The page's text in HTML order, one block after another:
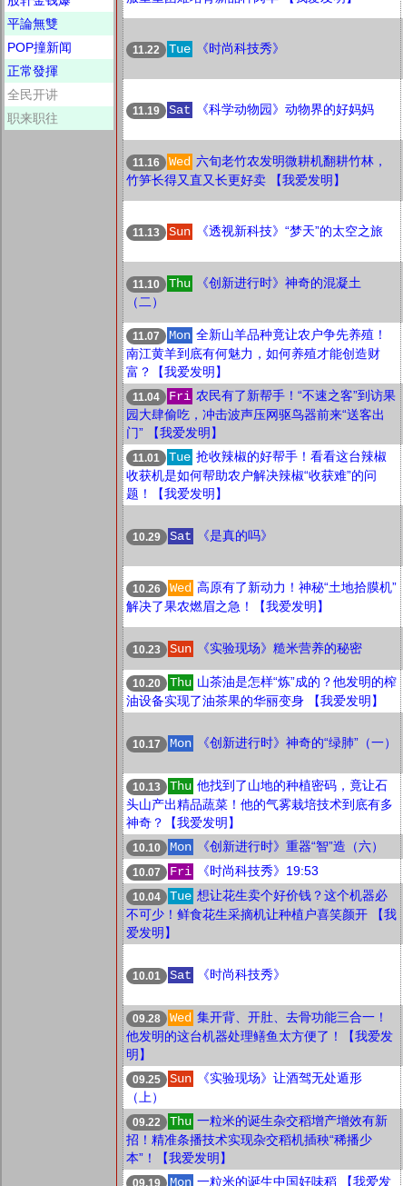
平論無雙
POP撞新闻
正常發揮
全民开讲
职来职往
11.22 Tue 《时尚科技秀》
11.19 Sat 《科学动物园》动物界的好妈妈
11.16 Wed 六旬老竹农发明微耕机翻耕竹林，
竹笋长得又直又长更好卖 【我爱发明】
11.13 Sun 《透视新科技》“梦天”的太空之旅
11.10 Thu
《创新进行时》神奇的混凝土
（二）
11.07 Mon 全新山羊品种竟让农户争先养殖！
南江黄羊到底有何魅力，如何养殖才能创造财
富？【我爱发明】
11.04 Fri 农民有了新帮手！“不速之客”到访果
园大肆偷吃，冲击波声压网驱鸟器前来“送客出
门” 【我爱发明】
11.01 Tue 抢收辣椒的好帮手！看看这台辣椒
收获机是如何帮助农户解决辣椒“收获难”的问
题！【我爱发明】
10.29 Sat 《是真的吗》
10.26 Wed 高原有了新动力！神秘“土地拾膜机”
解决了果农燃眉之急！【我爱发明】
10.23 Sun 《实验现场》糙米营养的秘密
10.20 Thu 山茶油是怎样“炼”成的？他发明的榨
油设备实现了油茶果的华丽变身 【我爱发明】
10.17 Mon 《创新进行时》神奇的“绿肺”（一）
10.13 Thu 他找到了山地的种植密码，竟让石
头山产出精品蔬菜！他的气雾栽培技术到底有多
神奇？【我爱发明】
10.10 Mon 《创新进行时》重器“智”造（六）
10.07 Fri 《时尚科技秀》19:53
10.04 Tue 想让花生卖个好价钱？这个机器必
不可少！鲜食花生采摘机让种植户喜笑颜开 【我
爱发明】
10.01 Sat 《时尚科技秀》
09.28 Wed 集开背、开肚、去骨功能三合一！
他发明的这台机器处理鳝鱼太方便了！【我爱发
明】
09.25 Sun
《实验现场》让酒驾无处遁形
（上）
09.22 Thu 一粒米的诞生杂交稻增产增效有新
招！精准条播技术实现杂交稻机插秧“稀播少
本”！【我爱发明】
09.19 Mon 一粒米的诞生中国好味稻 【我爱发